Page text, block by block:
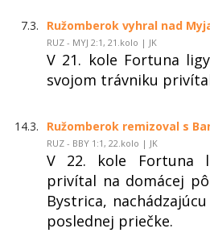
7.3. Ružomberok vyhral nad
RUZ - MYJ 2:1, 21.kolo | JK
V 21. kole Fortuna
svojom trávniku
14.3. Ružomberok remizoval s
RUZ - BBY 1:1, 22.kolo | JK
V 22. kole Fortuna
privítal na domácej
Bystrica,
poslednej priečke.